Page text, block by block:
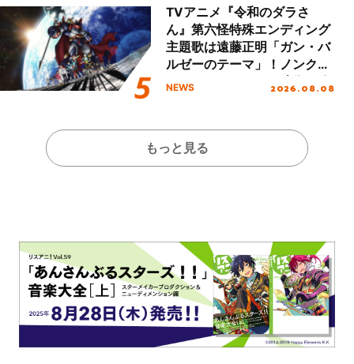
TVアニメ『令和のダラさ
ん』第六怪特殊エンディング
主題歌は遠藤正明「ガン・バ
ルゼーのテーマ」！ノンクレ
ジットエンディング映像も公
NEWS 2026.08.08
もっと見る